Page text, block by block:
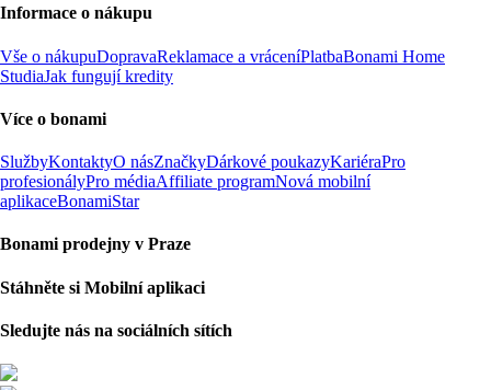
Informace o nákupu
Vše o nákupuDopravaReklamace a vráceníPlatbaBonami Home
StudiaJak fungují kredity
Více o bonami
SlužbyKontaktyO násZnačkyDárkové poukazyKariéraPro
profesionályPro médiaAffiliate programNová mobilní
aplikaceBonamiStar
Bonami prodejny v Praze
Stáhněte si Mobilní aplikaci
Sledujte nás na sociálních sítích